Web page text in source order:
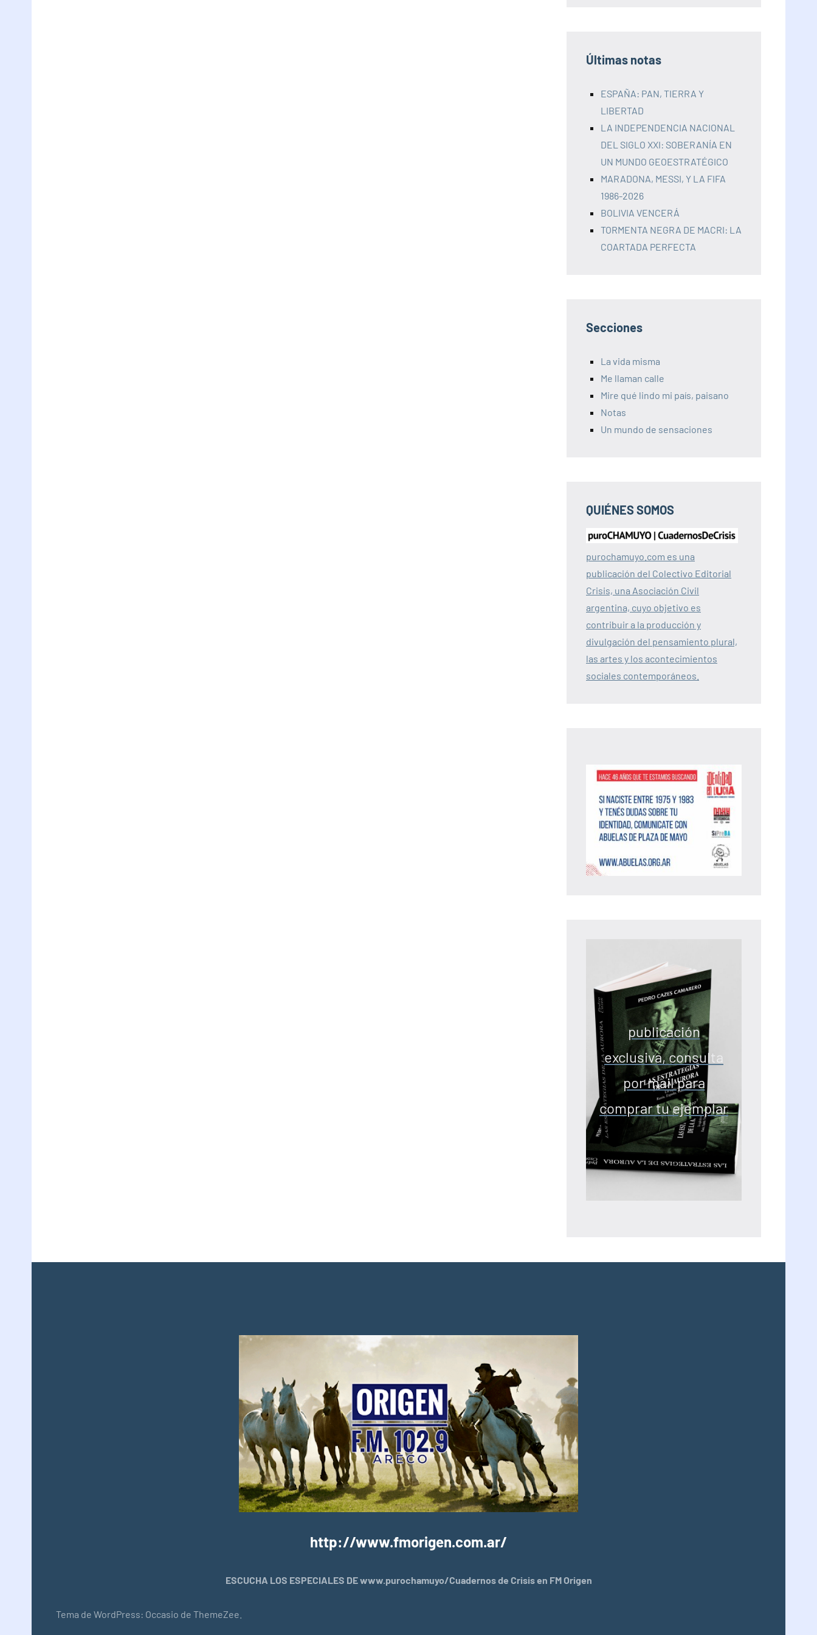
Últimas notas
ESPAÑA: PAN, TIERRA Y
LIBERTAD
LA INDEPENDENCIA NACIONAL
DEL SIGLO XXI: SOBERANÍA EN
UN MUNDO GEOESTRATÉGICO
MARADONA, MESSI, Y LA FIFA
1986-2026
BOLIVIA VENCERÁ
TORMENTA NEGRA DE MACRI: LA
COARTADA PERFECTA
Secciones
La vida misma
Me llaman calle
Mire qué lindo mi país, paisano
Notas
Un mundo de sensaciones
QUIÉNES SOMOS
purochamuyo.com es una
publicación del Colectivo Editorial
Crisis, una Asociación Civil
argentina, cuyo objetivo es
contribuir a la producción y
divulgación del pensamiento plural,
las artes y los acontecimientos
sociales contemporáneos.
publicación
exclusiva, consulta
por mail para
comprar tu ejemplar
http://www.fmorigen.com.ar/
ESCUCHA LOS ESPECIALES DE www.purochamuyo/Cuadernos de Crisis en FM Origen
Tema de WordPress: Occasio de ThemeZee.